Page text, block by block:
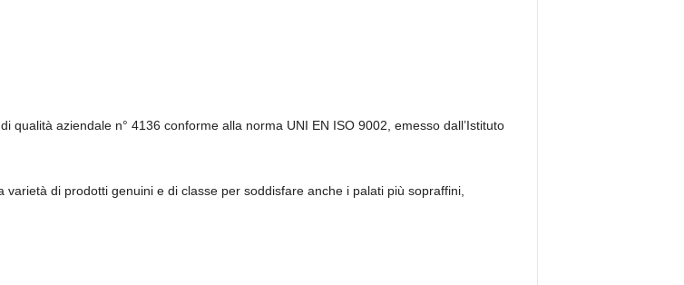
qualità aziendale n° 4136 conforme alla norma UNI EN ISO 9002, emesso dall’Istituto
di prodotti genuini e di classe per soddisfare anche i palati più sopraffini,